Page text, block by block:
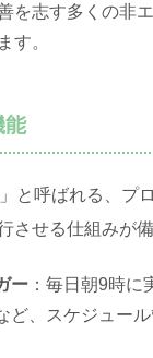
を志す多くの非
す。
能
と呼ばれる、プ
させる仕組みが
ー ：毎日朝9時に
ど、スケジュー